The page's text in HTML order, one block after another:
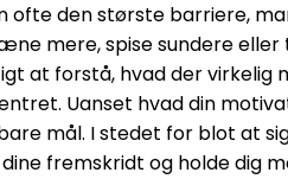
ofte den største barriere,
mere, spise sundere
at forstå, hvad der
Uanset hvad din
mål. I stedet for blot at
fremskridt og holde dig